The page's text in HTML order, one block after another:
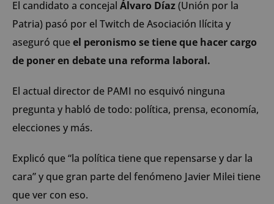
El candidato a concejal Álvaro Díaz(Unión por la
Patria) pasó por el Twitch de Asociación Ilícita y
aseguró queel peronismo se tiene que hacer cargo
de poner en debate una reforma laboral.
El actual director de PAMI no esquivó ninguna
pregunta y habló de todo: política, prensa, economía,
elecciones y más.
Explicó que “la política tiene que repensarse y dar la
cara” y que gran parte del fenómeno Javier Milei tiene
que ver con eso.